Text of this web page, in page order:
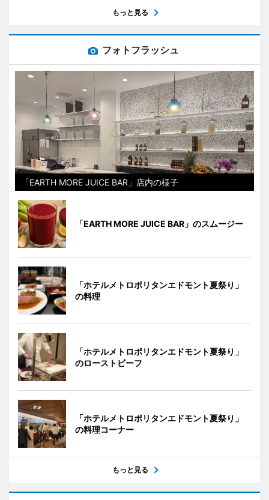
もっと見る
フォトフラッシュ
「EARTH MORE JUICE BAR」店内の様子
「EARTH MORE JUICE BAR」のスムージー
「ホテルメトロポリタンエドモント夏祭り」
の料理
「ホテルメトロポリタンエドモント夏祭り」
のローストビーフ
「ホテルメトロポリタンエドモント夏祭り」
の料理コーナー
もっと見る